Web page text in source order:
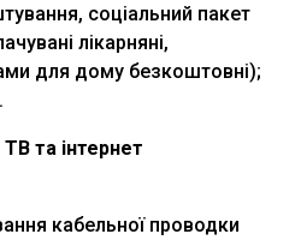
соціальний пакет
лікарняні,
для дому безкоштовні);
та інтернет
кабельної проводки